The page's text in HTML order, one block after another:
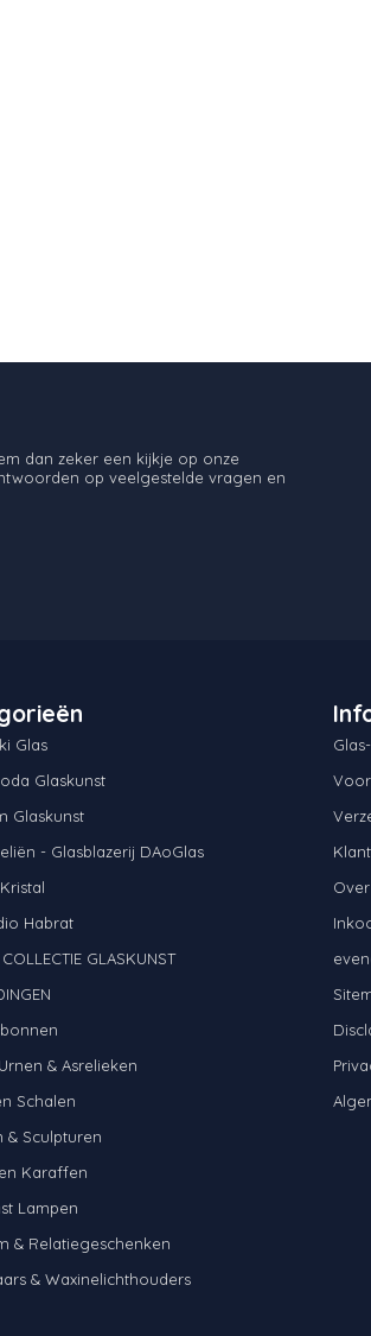
dan zeker een kijkje op onze
op veelgestelde vragen en
Glas
Glaskunst
Glaskunst
- Glasblazerij DAoGlas
Habrat
COLLECTIE GLASKUNST
& Asrelieken
Schalen
& Sculpturen
Karaffen
Lampen
& Relatiegeschenken
& Waxinelichthouders